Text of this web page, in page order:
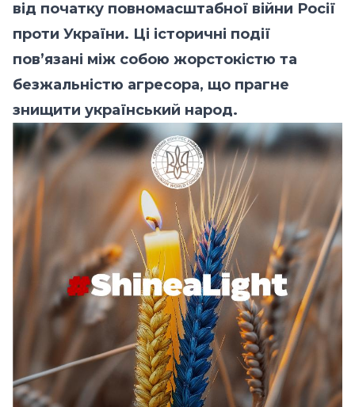
від початку повномасштабної війни Росії
проти України. Ці історичні події
пов’язані між собою жорстокістю та
безжальністю агресора, що прагне
знищити український народ.